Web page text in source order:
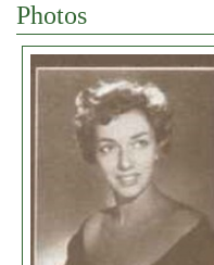
Photos